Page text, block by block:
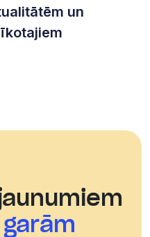
un